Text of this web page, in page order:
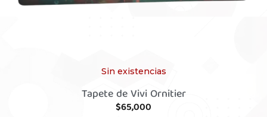
Sin existencias
Tapete de Vivi Ornitier
$65,000